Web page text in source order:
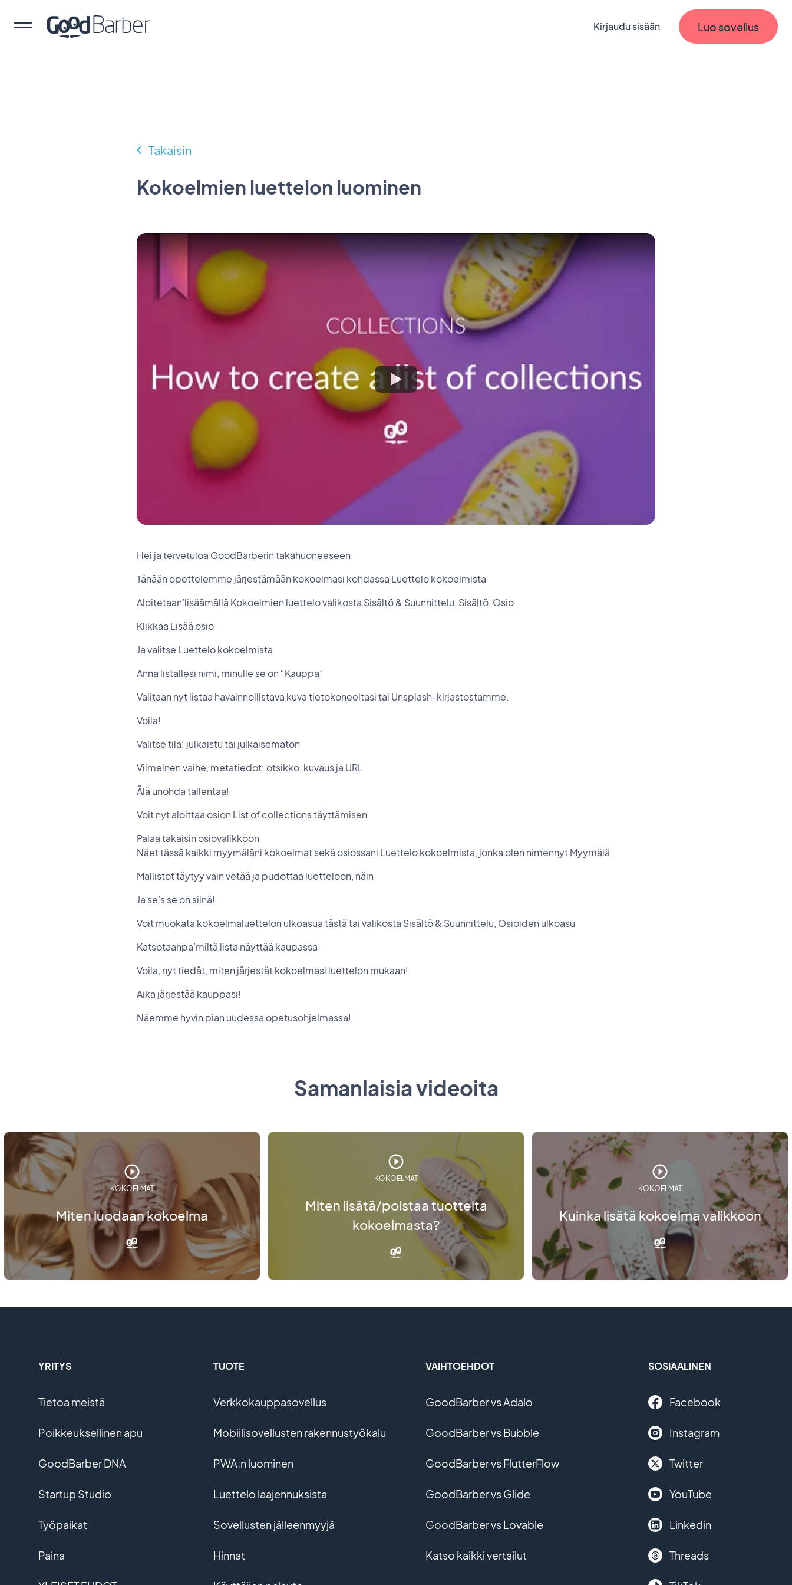
Kirjaudu sisään Luo sovellus
Takaisin
Kokoelmien luettelon luominen
Hei ja tervetuloa GoodBarberin takahuoneeseen
Tänään opettelemme järjestämään kokoelmasi kohdassa Luettelo kokoelmista
Aloitetaan’lisäämällä Kokoelmien luettelo valikosta Sisältö & Suunnittelu, Sisältö, Osio
Klikkaa Lisää osio
Ja valitse Luettelo kokoelmista
Anna listallesi nimi, minulle se on “Kauppa”
Valitaan nyt listaa havainnollistava kuva tietokoneeltasi tai Unsplash-kirjastostamme.
Voila!
Valitse tila: julkaistu tai julkaisematon
Viimeinen vaihe, metatiedot: otsikko, kuvaus ja URL
Älä unohda tallentaa!
Voit nyt aloittaa osion List of collections täyttämisen
Palaa takaisin osiovalikkoon
Näet tässä kaikki myymäläni kokoelmat sekä osiossani Luettelo kokoelmista, jonka olen nimennyt Myymälä
Mallistot täytyy vain vetää ja pudottaa luetteloon, näin
Ja se’s se on siinä!
Voit muokata kokoelmaluettelon ulkoasua tästä tai valikosta Sisältö & Suunnittelu, Osioiden ulkoasu
Katsotaanpa’miltä lista näyttää kaupassa
Voila, nyt tiedät, miten järjestät kokoelmasi luettelon mukaan!
Aika järjestää kauppasi!
Näemme hyvin pian uudessa opetusohjelmassa!
Samanlaisia videoita
KOKOELMAT
Miten luodaan kokoelma
KOKOELMAT
Miten lisätä/poistaa tuotteita
kokoelmasta?
KOKOELMAT
Kuinka lisätä kokoelma valikkoon
YRITYS
Tietoa meistä
Poikkeuksellinen apu
GoodBarber DNA
Startup Studio
Työpaikat
Paina
TUOTE
Verkkokauppasovellus
Mobiilisovellusten rakennustyökalu
PWA:n luominen
Luettelo laajennuksista
Sovellusten jälleenmyyjä
Hinnat
VAIHTOEHDOT
GoodBarber vs Adalo
GoodBarber vs Bubble
GoodBarber vs FlutterFlow
GoodBarber vs Glide
GoodBarber vs Lovable
Katso kaikki vertailut
SOSIAALINEN
Facebook
Instagram
Twitter
YouTube
Linkedin
Threads